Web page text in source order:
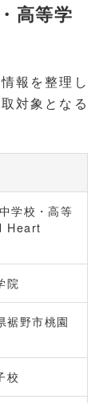
高等学
報を整理し
対象となる
学校・高等
Heart
院
裾野市桃園
校